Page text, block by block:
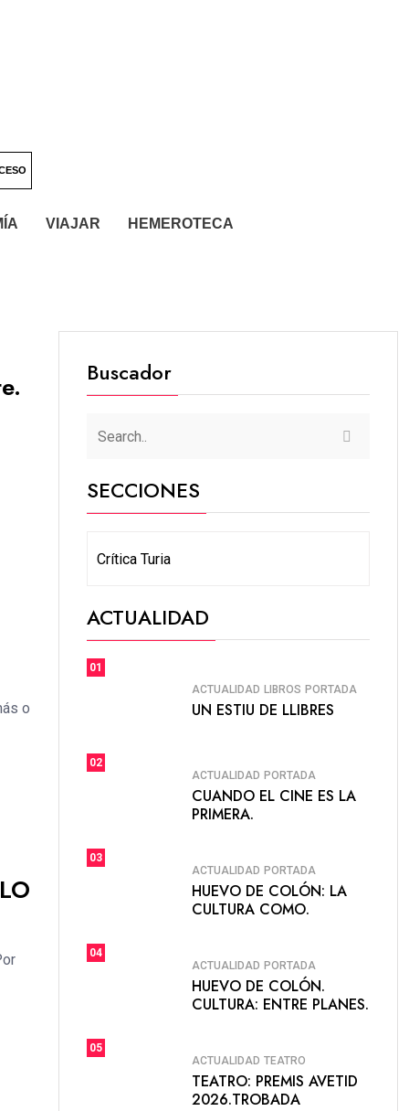
VIAJAR HEMEROTECA
o
Buscador
SECCIONES
ACTUALIDAD
01
ACTUALIDAD LIBROS PORTADA
UN ESTIU DE LLIBRES
02
ACTUALIDAD PORTADA
CUANDO EL CINE ES LA
PRIMERA.
03
ACTUALIDAD PORTADA
HUEVO DE COLÓN: LA
CULTURA COMO.
04
ACTUALIDAD PORTADA
HUEVO DE COLÓN.
CULTURA: ENTRE PLANES.
05
ACTUALIDAD TEATRO
TEATRO: PREMIS AVETID
2026.TROBADA